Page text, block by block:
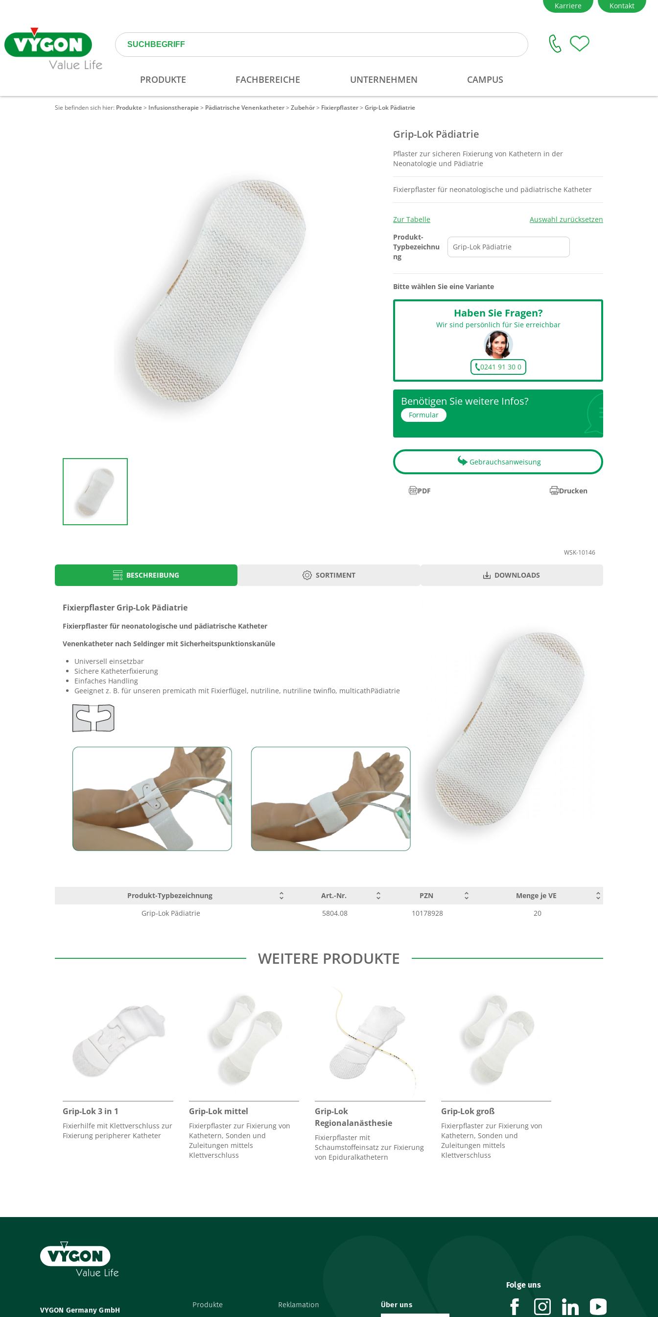
Sie befinden sich hier: Produkte> Infusionstherapie> Pädiatrische Venenkatheter> Zubehör> Fixierpflaster> Grip-Lok Pädiatrie
Grip-Lok Pädiatrie
Pflaster zur sicheren Fixierung von Kathetern in der
Neonatologie und Pädiatrie
Fixierpflaster für neonatologische und pädiatrische Katheter
Zur Tabelle
Auswahl zurücksetzen
Produkt-
Typbezeichnu
ng
Bitte wählen Sie eine Variante
Haben Sie Fragen?
Wir sind persönlich für Sie erreichbar
0241 91 30 0
Benötigen Sie weitere Infos?
Formular
Gebrauchsanweisung
PDF Drucken
WSK-10146
BESCHREIBUNG SORTIMENT
Produkt-Typbezeichnung
DOWNLOADS
PK-Katheterfixierung
Auf unserem Portal für Gebrauchsanweisungen erhalten Sie nach
Eingabe der Artikelnummer und Chargennummer die dem Produkt
Gebrauchsanweisung.
Fixierpflaster Grip-Lok Pädiatrie
Fixierpflaster für neonatologische und pädiatrische Katheter
Venenkatheter nach Seldinger mit Sicherheitspunktionskanüle
Universell einsetzbar
Sichere Katheterfixierung
Einfaches Handling
Geeignet z. B. für unseren premicath mit Fixierflügel, nutriline, nutriline twinflo, multicathPädiatrie
Produkt-Typbezeichnung Art.-Nr. PZN
Menge je VE
Grip-Lok Pädiatrie
5804.08 10178928 20
WEITERE PRODUKTE
Grip-Lok 3 in 1
Fixierhilfe mit Klettverschluss zur
Fixierung peripherer Katheter
Grip-Lok mittel
Fixierpflaster zur Fixierung von
Kathetern, Sonden und
Zuleitungen mittels
Klettverschluss
Grip-Lok
Regionalanästhesie
Fixierpflaster mit
Schaumstoffeinsatz zur Fixierung
von Epiduralkathetern
Grip-Lok groß
Fixierpflaster zur Fixierung von
Kathetern, Sonden und
Zuleitungen mittels
Klettverschluss
VYGON Germany GmbH
Produkte
Reklamation
Über uns
Folge uns